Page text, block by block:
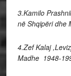
3.Kamilo
në Shqipëri dhe
4.Zef Kalaj
Madhe 1948-